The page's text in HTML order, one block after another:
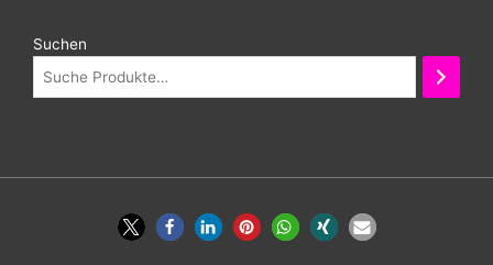
Suchen